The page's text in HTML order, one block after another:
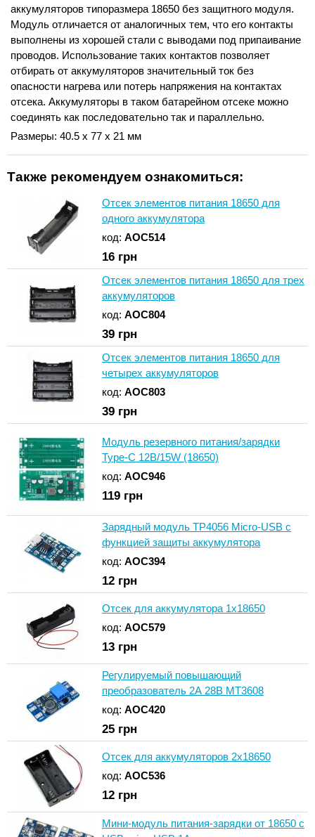
аккумуляторов типоразмера 18650 без защитного модуля.
Модуль отличается от аналогичных тем, что его контакты
выполнены из хорошей стали с выводами под припаивание
проводов. Использование таких контактов позволяет
отбирать от аккумуляторов значительный ток без
опасности нагрева или потерь напряжения на контактах
отсека. Аккумуляторы в таком батарейном отсеке можно
соединять как последовательно так и параллельно.
Размеры: 40.5 x 77 x 21 мм
Также рекомендуем ознакомиться:
Отсек элементов питания 18650 для
одного аккумулятора
код: AOC514
16 грн
Отсек элементов питания 18650 для трех
аккумуляторов
код: AOC804
39 грн
Отсек элементов питания 18650 для
четырех аккумуляторов
код: AOC803
39 грн
Модуль резервного питания/зарядки
Type-C 12В/15W (18650)
код: AOC946
119 грн
Зарядный модуль TP4056 Micro-USB с
функцией защиты аккумулятора
код: AOC394
12 грн
Отсек для аккумулятора 1x18650
код: AOC579
13 грн
Регулируемый повышающий
преобразователь 2А 28В MT3608
код: AOC420
25 грн
Отсек для аккумуляторов 2x18650
код: AOC536
12 грн
Мини-модуль питания-зарядки от 18650 с